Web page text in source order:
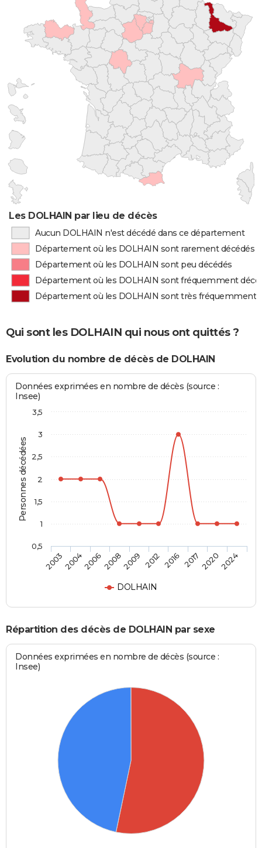
Les DOLHAIN par lieu de décès
Aucun DOLHAIN n'est décédé dans ce département
Département où les DOLHAIN sont rarement décédés
Département où les DOLHAIN sont peu décédés
Département où les DOLHAIN sont fréquemment
Département où les DOLHAIN sont très fréquemment
Qui sont les DOLHAIN qui nous ont quittés ?
Evolution du nombre de décès de DOLHAIN
Personnes décédées
Données exprimées en nombre de décès (source :
Insee)
DOLHAIN
20032004200620082009 2012 2016 201720202024
0,5
1
1,5
2
2,5
3
3,5
Répartition des décès de DOLHAIN par sexe
Données exprimées en nombre de décès (source :
Insee)